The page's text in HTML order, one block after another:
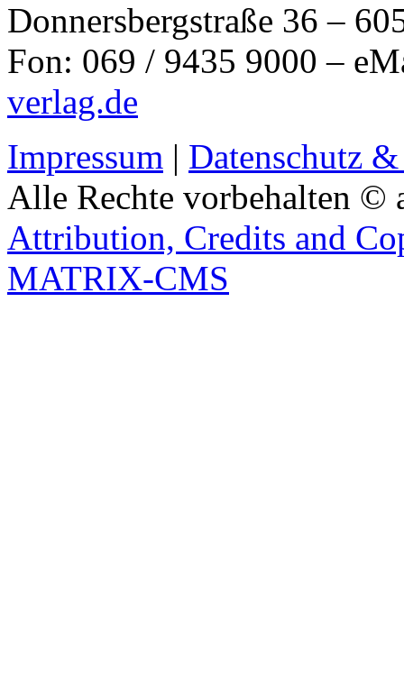
Donnersbergstraße 36 –
Fon: 069 / 9435 9000 –
verlag.de
Impressum | Datenschutz
Alle Rechte vorbehalten ©
Attribution, Credits and
MATRIX-CMS